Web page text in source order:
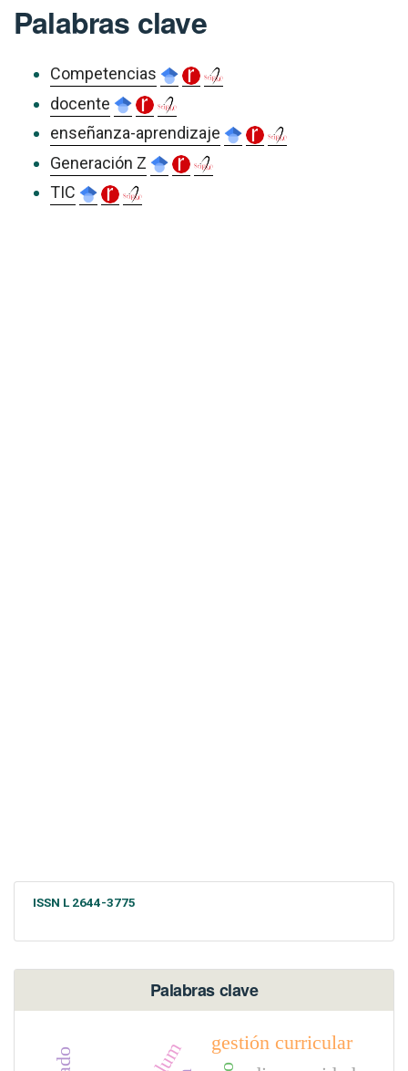
Palabras clave
Competencias
docente
enseñanza-aprendizaje
Generación Z
TIC
ISSN L 2644-3775
Palabras clave
gestión curricular